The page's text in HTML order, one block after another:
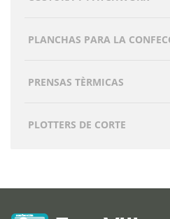
PLANCHAS PARA LA
PRENSAS TÈRMICAS
PLOTTERS DE CORTE